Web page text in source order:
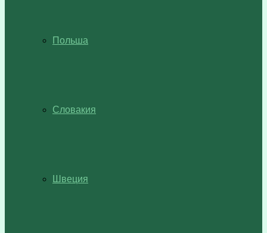
Польша
Словакия
Швеция